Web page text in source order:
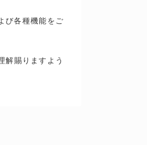
び各種機能をご
解賜りますよう